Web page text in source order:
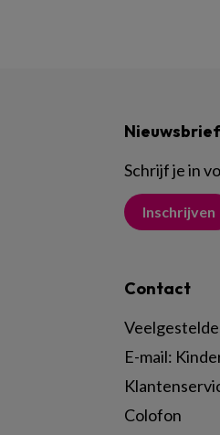
Nieuwsbrief
Schrijf je in
Inschrijven
Contact
E-mail:
Colofon